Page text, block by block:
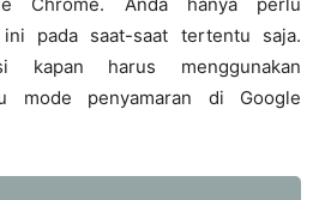
ini pada saat-saat tertentu saja.
kapan harus menggunakan
mode penyamaran di Google